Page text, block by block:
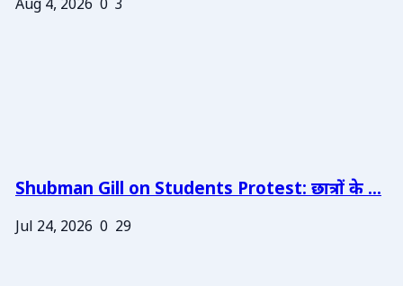
Aug 4, 2026 0 3
Shubman Gill on Students Protest: छात्रों के ...
Jul 24, 2026 0 29